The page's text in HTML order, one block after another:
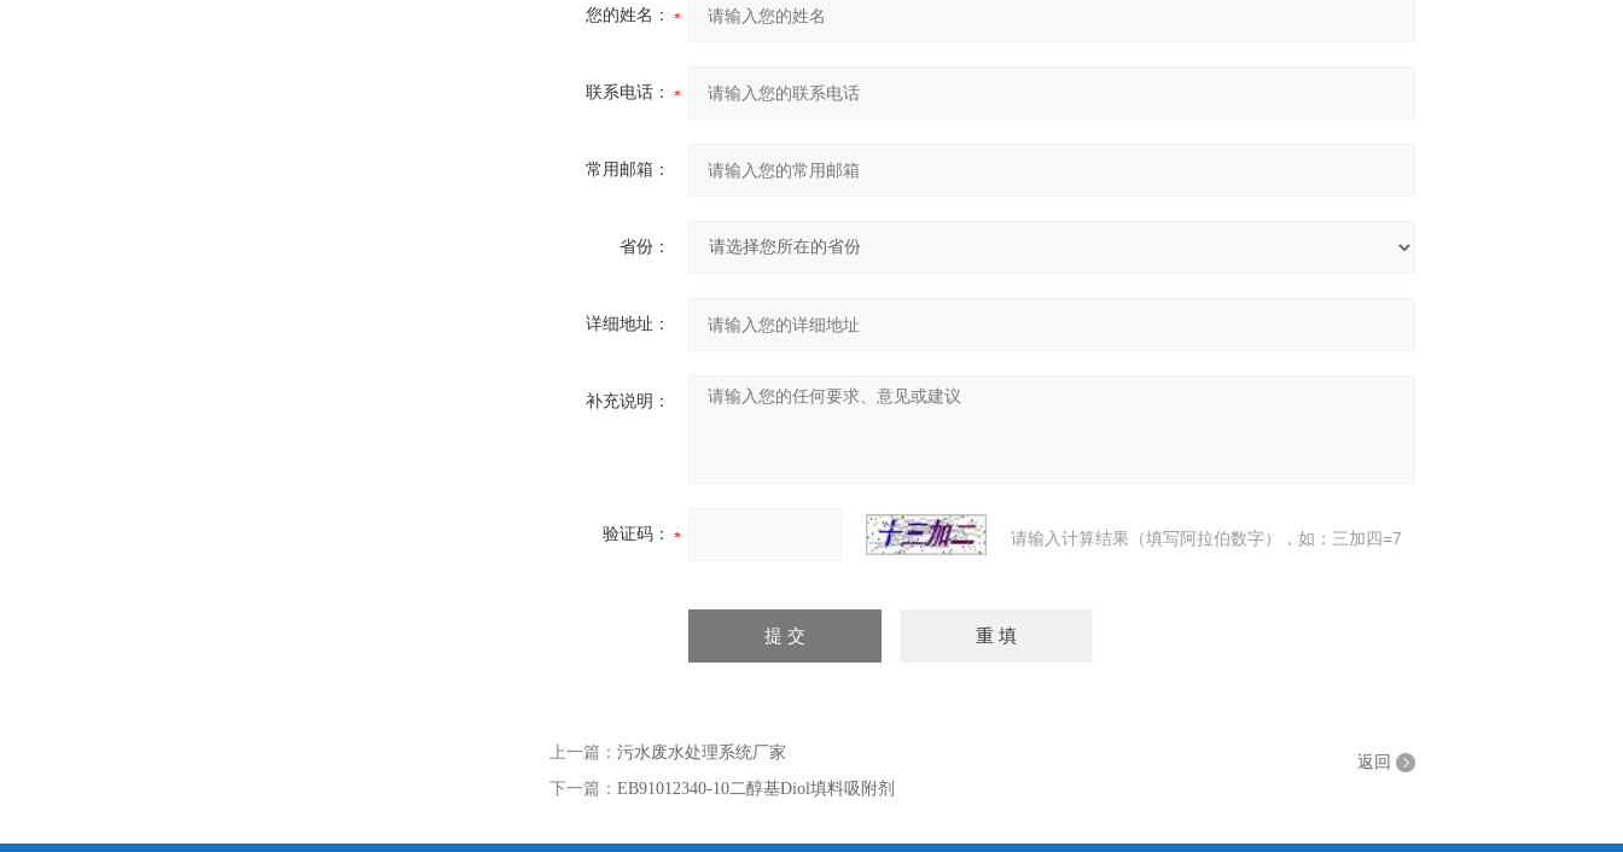
您的姓名：
联系电话：
常用邮箱：
省份：
详细地址：
补充说明：
验证码： 请输入计算结果（填写阿拉伯数字），如：三加四=7
上一篇： 污水废水处理系统厂家
下一篇： EB91012340-10二醇基Diol填料吸附剂
返回